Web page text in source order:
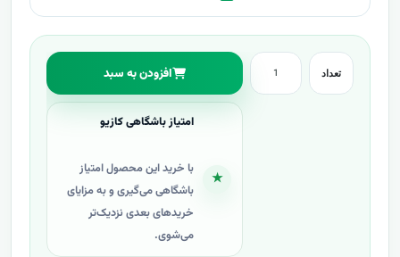
تعداد افزودن به سبد
★
امتیاز باشگاهی کازیو
با خرید این محصول امتیاز
باشگاهی می‌گیری و به مزایای
خریدهای بعدی نزدیک‌تر
می‌شوی.